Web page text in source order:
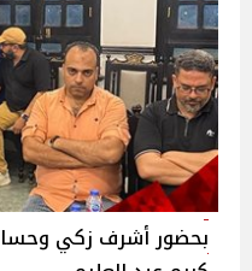
بحضور أشرف زكي